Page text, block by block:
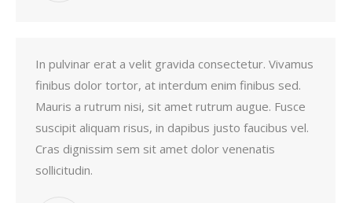
In pulvinar erat a velit gravida consectetur. Vivamus
finibus dolor tortor, at interdum enim finibus sed.
Mauris a rutrum nisi, sit amet rutrum augue. Fusce
suscipit aliquam risus, in dapibus justo faucibus vel.
Cras dignissim sem sit amet dolor venenatis
sollicitudin.